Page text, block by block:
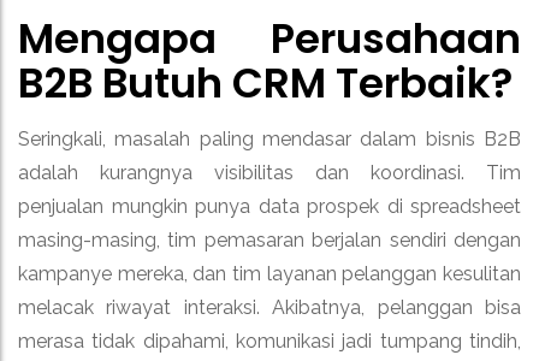
Mengapa Perusahaan
B2B Butuh CRM Terbaik?
Seringkali, masalah paling mendasar dalam bisnis B2B
adalah kurangnya visibilitas dan koordinasi. Tim
penjualan mungkin punya data prospek di spreadsheet
masing-masing, tim pemasaran berjalan sendiri dengan
kampanye mereka, dan tim layanan pelanggan kesulitan
melacak riwayat interaksi. Akibatnya, pelanggan bisa
merasa tidak dipahami, komunikasi jadi tumpang tindih,